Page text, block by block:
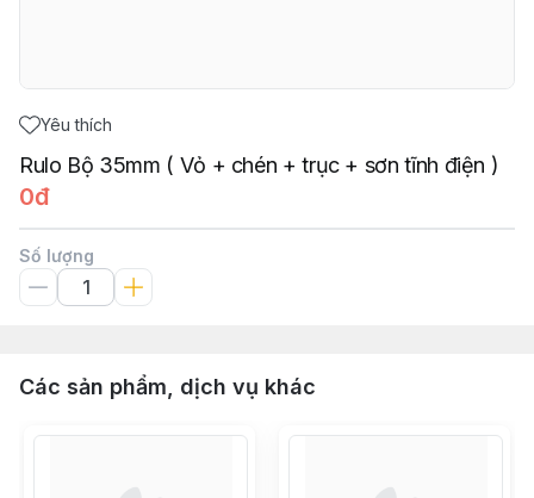
Yêu thích
Rulo Bộ 35mm ( Vỏ + chén + trục + sơn tĩnh điện )
0đ
Số lượng
Các sản phẩm, dịch vụ khác